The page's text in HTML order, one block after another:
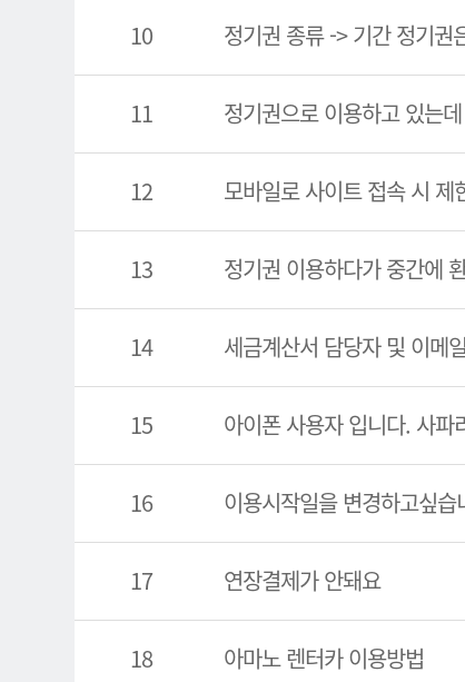
10 정기권 종류 -> 기간 정기권
11 정기권으로 이용하고 있는
12 모바일로 사이트 접속 시 제
13 정기권 이용하다가 중간에
14 세금계산서 담당자 및 이메
15 아이폰 사용자 입니다. 사파
16 이용시작일을 변경하고싶습
17 연장결제가 안돼요
18 아마노 렌터카 이용방법